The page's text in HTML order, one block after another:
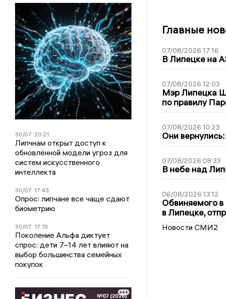
30/07 20:21
Липчнам открыт доступ к
обновлённой модели угроз для
систем искусственного
интеллекта
30/07 17:43
Опрос: липчане все чаще сдают
биометрию
30/07 17:15
Поколение Альфа диктует
спрос: дети 7–14 лет влияют на
выбор большинства семейных
покупок
Главные
07/08/2026 17:16
В Липецке на
07/08/2026 12:03
Мэр Липецка
по правилу
07/08/2026 10:23
Они
07/08/2026 08:33
В небе над
06/08/2026 13:12
Обвиняемого в
в Липецке,
Новости СМИ2